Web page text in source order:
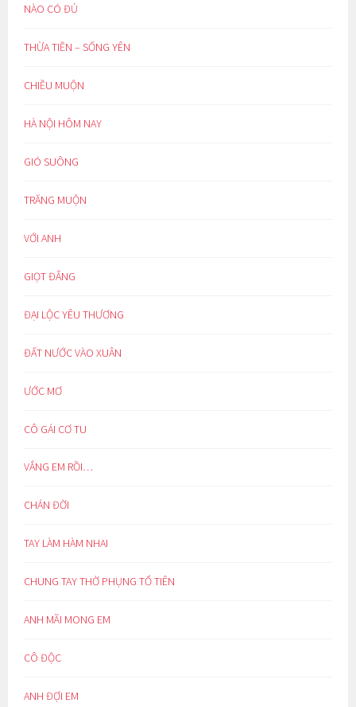
NÀO CÓ ĐỦ
THỪA TIỀN – SỐNG YÊN
CHIỀU MUỘN
HÀ NỘI HÔM NAY
GIÓ SUÔNG
TRĂNG MUỘN
VỚI ANH
GIỌT ĐẮNG
ĐẠI LỘC YÊU THƯƠNG
ĐẤT NƯỚC VÀO XUÂN
ƯỚC MƠ
CÔ GÁI CƠ TU
VẮNG EM RỒI…
CHÁN ĐỜI
TAY LÀM HÀM NHAI
CHUNG TAY THỜ PHỤNG TỔ TIÊN
ANH MÃI MONG EM
CÔ ĐỘC
ANH ĐỢI EM